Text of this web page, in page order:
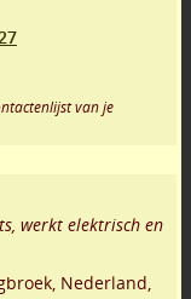
van je
werkt elektrisch en
Nederland,